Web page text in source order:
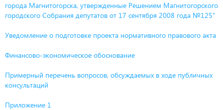
города Магнитогорска, утвержденные Решением Магнитогорского
городского Собрания депутатов от 17 сентября 2008 года №125"
Уведомление о подготовке проекта нормативного правового акта
Финансово-экономическое обоснование
Примерный перечень вопросов, обсуждаемых в ходе публичных
консультаций
Приложение 1